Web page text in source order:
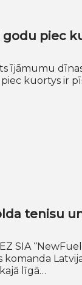
piec
ījāmumu
kuortys ir
tenisu
SIA
komanda
līgā…